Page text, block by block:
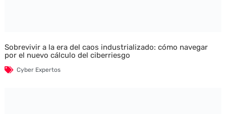
Sobrevivir a la era del caos industrializado: cómo navegar
por el nuevo cálculo del ciberriesgo
Cyber Expertos